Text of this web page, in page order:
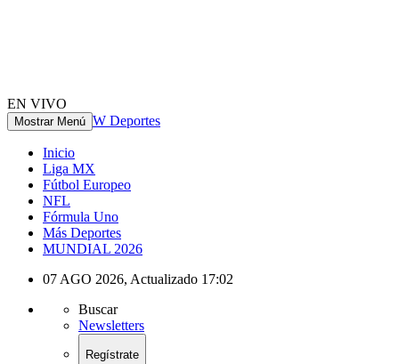
EN VIVO
Mostrar Menú W Deportes
Inicio
Liga MX
Fútbol Europeo
NFL
Fórmula Uno
Más Deportes
MUNDIAL 2026
07 AGO 2026, Actualizado 17:02
Buscar
Newsletters
Regístrate